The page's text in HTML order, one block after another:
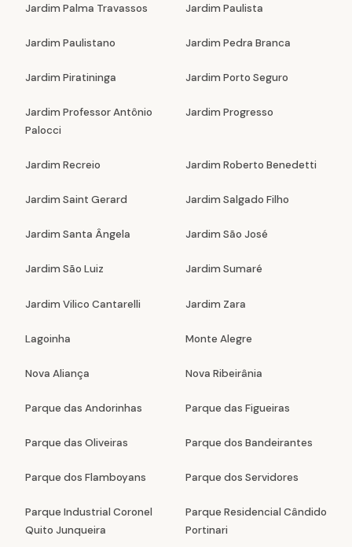
Jardim Palma Travassos Jardim Paulista
Jardim Paulistano Jardim Pedra Branca
Jardim Piratininga Jardim Porto Seguro
Jardim Professor Antônio
Palocci
Jardim Progresso
Jardim Recreio Jardim Roberto Benedetti
Jardim Saint Gerard Jardim Salgado Filho
Jardim Santa Ângela Jardim São José
Jardim São Luiz Jardim Sumaré
Jardim Vilico Cantarelli Jardim Zara
Lagoinha Monte Alegre
Nova Aliança Nova Ribeirânia
Parque das Andorinhas Parque das Figueiras
Parque das Oliveiras Parque dos Bandeirantes
Parque dos Flamboyans Parque dos Servidores
Parque Industrial Coronel
Quito Junqueira
Parque Residencial Cândido
Portinari